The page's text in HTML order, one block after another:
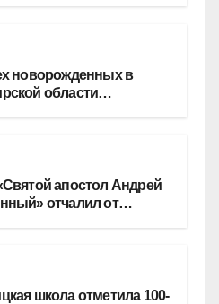
новорожденных в
области
апостол Андрей
отчалил от
школа отметила 100-